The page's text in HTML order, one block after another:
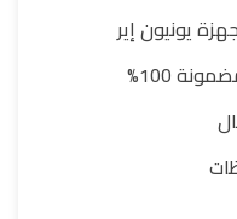
يونيون إير
100%